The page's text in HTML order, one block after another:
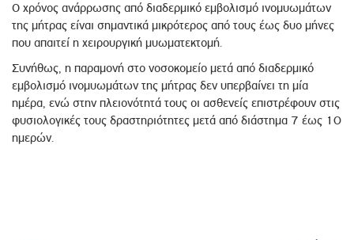
Ο χρόνος ανάρρωσης από διαδερμικό εμβολισμό ινομυωμάτων
της μήτρας είναι σημαντικά μικρότερος από τους έως δυο μήνες
που απαιτεί η χειρουργική μυωματεκτομή.
Συνήθως, η παραμονή στο νοσοκομείο μετά από διαδερμικό
εμβολισμό ινομυωμάτων της μήτρας δεν υπερβαίνει τη μία
ημέρα, ενώ στην πλειονότητά τους οι ασθενείς επιστρέφουν στις
φυσιολογικές τους δραστηριότητες μετά από διάστημα 7 έως 10
ημερών.